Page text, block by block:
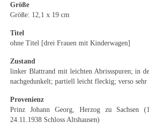
Weitere Künstler 1900-1945
Helmut Diekmann
Größe
Größe: 12,1 x 19 cm
Titel
ohne Titel [drei Frauen mit Kinderwagen]
Zustand
linker Blattrand mit leichten Abrissspuren; in
nachgedunkelt; partiell leicht fleckig; verso
Provenienz
Prinz Johann Georg, Herzog zu Sachsen
24.11.1938 Schloss Altshausen)